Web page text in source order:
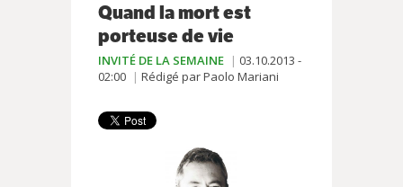
Quand la mort est
porteuse de vie
INVITÉ DE LA SEMAINE
03.10.2013 -
02:00
Rédigé par Paolo Mariani